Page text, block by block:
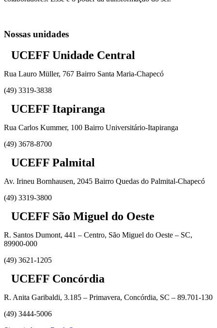
Nossas unidades
UCEFF Unidade Central
Rua Lauro Müller, 767 Bairro Santa Maria-Chapecó
(49) 3319-3838
UCEFF Itapiranga
Rua Carlos Kummer, 100 Bairro Universitário-Itapiranga
(49) 3678-8700
UCEFF Palmital
Av. Irineu Bornhausen, 2045 Bairro Quedas do Palmital-Chapecó
(49) 3319-3800
UCEFF São Miguel do Oeste
R. Santos Dumont, 441 – Centro, São Miguel do Oeste – SC,
89900-000
(49) 3621-1205
UCEFF Concórdia
R. Anita Garibaldi, 3.185 – Primavera, Concórdia, SC – 89.701-130
(49) 3444-5006